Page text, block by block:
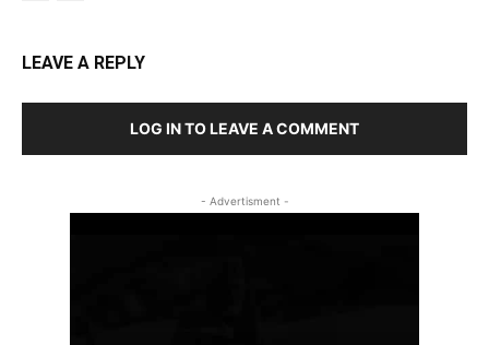
LEAVE A REPLY
LOG IN TO LEAVE A COMMENT
- Advertisment -